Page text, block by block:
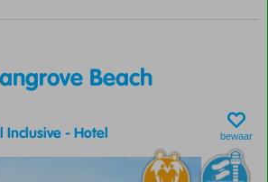
Resort
Beach
Inclusive-Hotel bewaar